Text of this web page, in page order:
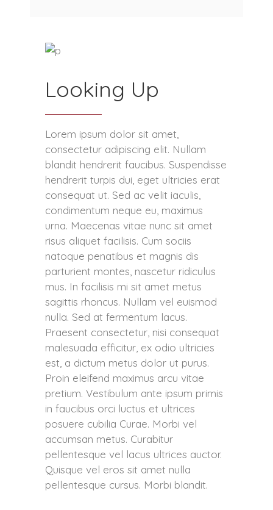
Looking Up
Lorem ipsum dolor sit amet,
consectetur adipiscing elit. Nullam
blandit hendrerit faucibus. Suspendisse
hendrerit turpis dui, eget ultricies erat
consequat ut. Sed ac velit iaculis,
condimentum neque eu, maximus
urna. Maecenas vitae nunc sit amet
risus aliquet facilisis. Cum sociis
natoque penatibus et magnis dis
parturient montes, nascetur ridiculus
mus. In facilisis mi sit amet metus
sagittis rhoncus. Nullam vel euismod
nulla. Sed at fermentum lacus.
Praesent consectetur, nisi consequat
malesuada efficitur, ex odio ultricies
est, a dictum metus dolor ut purus.
Proin eleifend maximus arcu vitae
pretium. Vestibulum ante ipsum primis
in faucibus orci luctus et ultrices
posuere cubilia Curae. Morbi vel
accumsan metus. Curabitur
pellentesque vel lacus ultrices auctor.
Quisque vel eros sit amet nulla
pellentesque cursus. Morbi blandit.